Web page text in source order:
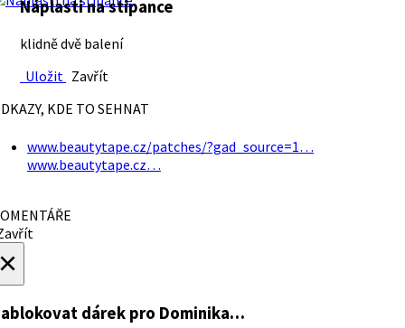
Náplasti na stipance
klidně dvě balení
Uložit Zavřít
KDE TO SEHNAT
www.beautytape.cz/patches/?gad_source=1…
www.beautytape.cz…
dárek pro Dominika…